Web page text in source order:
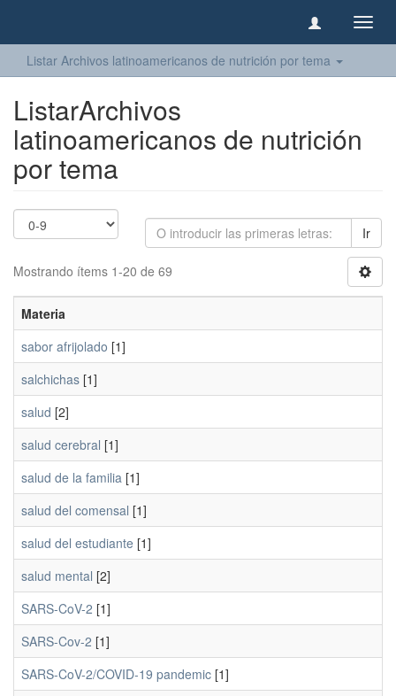
Listar Archivos latinoamericanos de nutrición por tema
ListarArchivos
latinoamericanos de nutrición
por tema
Ir
Mostrando ítems 1-20 de 69
Materia
sabor afrijolado [1]
salchichas [1]
salud [2]
salud cerebral [1]
salud de la familia [1]
salud del comensal [1]
salud del estudiante [1]
salud mental [2]
SARS-CoV-2 [1]
SARS-Cov-2 [1]
SARS-CoV-2/COVID-19 pandemic [1]